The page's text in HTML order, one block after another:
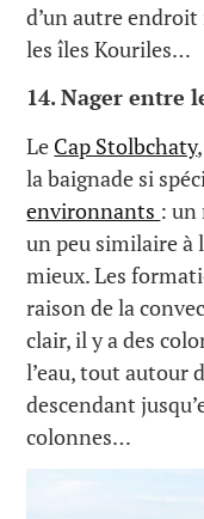
d’un autre
les îles Kouriles…
14.Nager entre
Le Cap Stolbchaty
la baignade si
environnants : un
un peu similaire à
mieux. Les
raison de la
clair, il y a des
l’eau, tout autour
descendant
colonnes…